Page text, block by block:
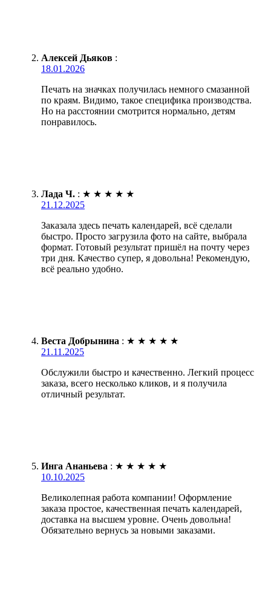
Алексей Дьяков :
18.01.2026
Печать на значках получилась немного смазанной
по краям. Видимо, такое специфика производства.
Но на расстоянии смотрится нормально, детям
понравилось.
Лада Ч. : ★ ★ ★ ★ ★
21.12.2025
Заказала здесь печать календарей, всё сделали
быстро. Просто загрузила фото на сайте, выбрала
формат. Готовый результат пришёл на почту через
три дня. Качество супер, я довольна! Рекомендую,
всё реально удобно.
Веста Добрынина : ★ ★ ★ ★ ★
21.11.2025
Обслужили быстро и качественно. Легкий процесс
заказа, всего несколько кликов, и я получила
отличный результат.
Инга Ананьева : ★ ★ ★ ★ ★
10.10.2025
Великолепная работа компании! Оформление
заказа простое, качественная печать календарей,
доставка на высшем уровне. Очень довольна!
Обязательно вернусь за новыми заказами.